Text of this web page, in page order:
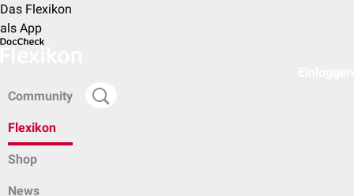
Das Flexikon
als App
Community
Flexikon
Shop
News